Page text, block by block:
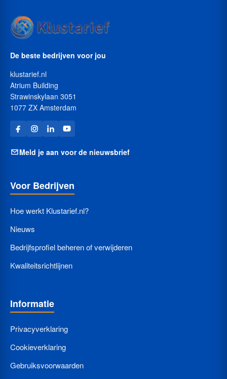
De beste bedrijven voor jou
klustarief.nl
Atrium Building
Strawinskylaan 3051
1077 ZX Amsterdam
Meld je aan voor de nieuwsbrief
Voor Bedrijven
Hoe werkt Klustarief.nl?
Nieuws
Bedrijfsprofiel beheren of verwijderen
Kwaliteitsrichtlijnen
Informatie
Privacyverklaring
Cookieverklaring
Gebruiksvoorwaarden